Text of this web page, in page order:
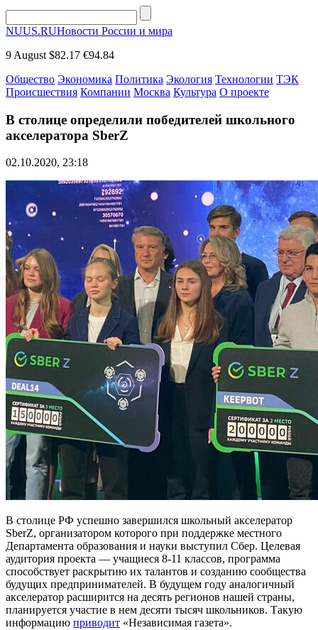
NUUS.RUНовости России и мира
9 August $82.17 €94.84
Общество Экономика Политика Экология Технологии ТЭК
Происшествия Компании Москва Культура О проекте
В столице определили победителей школьного
акселератора SberZ
02.10.2020, 23:18
В столице РФ успешно завершился школьный акселератор
SberZ, организатором которого при поддержке местного
Департамента образования и науки выступил Сбер. Целевая
аудитория проекта — учащиеся 8-11 классов, программа
способствует раскрытию их талантов и созданию сообщества
будущих предпринимателей. В будущем году аналогичный
акселератор расширится на десять регионов нашей страны,
планируется участие в нем десяти тысяч школьников. Такую
информацию приводит «Независимая газета».